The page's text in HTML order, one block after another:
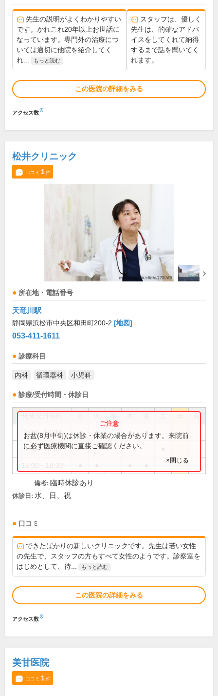
先生の説明がよくわかりやすい
です。かれこれ20年以上お世話に
なっています。専門外の治療につ
いては適切に他院を紹介してく
れ...
もっと読む
スタッフは、優しく
先生は、的確なアドバ
イスをしてくれて納得
するまで話を聞いてく
れます。
この医院の詳細をみる
アクセス数※
松井クリニック
口コミ 1件
所在地・電話番号
天竜川駅
静岡県浜松市中央区和田町200-2 [地図]
053-411-1611
診療科目
内科 循環器科 小児科
診療/受付時間・休診日
祝
9:00～12:00 ● ● ● ●
9:00～13:30
お盆(8月中旬)は休診・休業の場合があります。来院前
に必ず医療機関に直接ご確認ください。
×閉じる
備考: 臨時休診あり
休診日: 水、日、祝
口コミ
できたばかりの新しいクリニックです。先生は若い女性
の先生で、スタッフの方もすべて女性のようです。診察室を
はじめとして、待...
もっと読む
この医院の詳細をみる
アクセス数※
美甘医院
口コミ 1件